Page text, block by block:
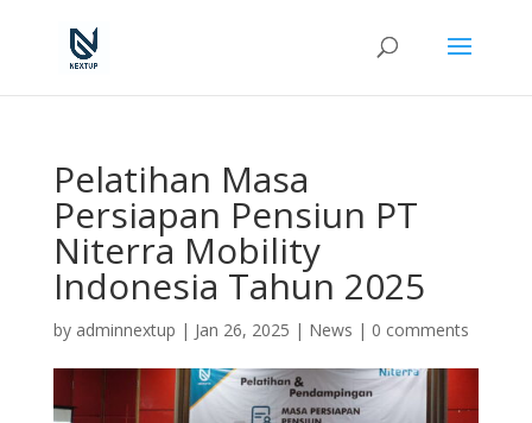
Pelatihan Masa
Persiapan Pensiun PT
Niterra Mobility
Indonesia Tahun 2025
by adminnextup | Jan 26, 2025 | News | 0 comments